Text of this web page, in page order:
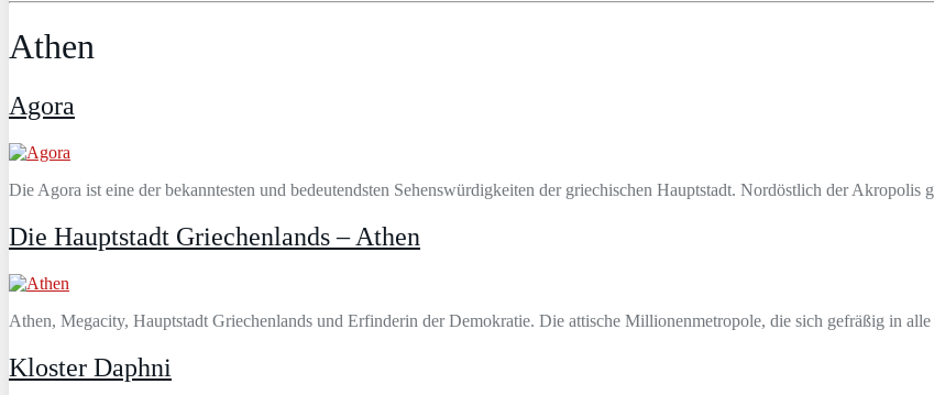
Athen
Agora
Die Agora ist eine der bekanntesten und bedeutendsten Sehenswürdigkeiten der griechischen Hauptstadt. Nordöstlich der
Die Hauptstadt Griechenlands – Athen
Athen, Megacity, Hauptstadt Griechenlands und Erfinderin der Demokratie. Die attische Millionenmetropole, die sich gefräßig in
Kloster Daphni